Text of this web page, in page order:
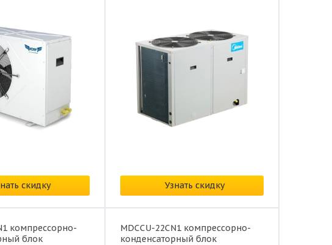
скидку Узнать скидку
компрессорно-
блок
MDCCU-22CN1 компрессорно-
конденсаторный блок